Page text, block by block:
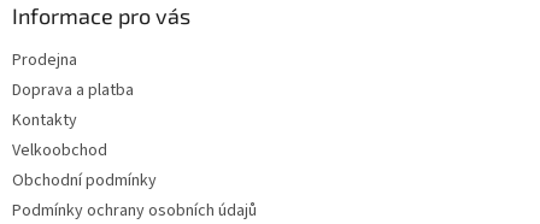
Informace pro vás
Prodejna
Doprava a platba
Kontakty
Velkoobchod
Obchodní podmínky
Podmínky ochrany osobních údajů